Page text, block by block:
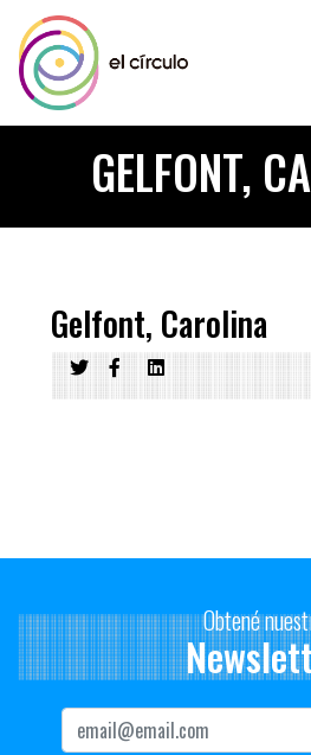
GELFONT,
Gelfont, Carolina
Obtené